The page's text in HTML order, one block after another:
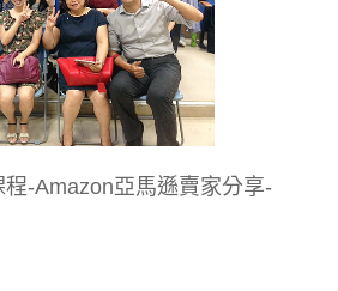
程-Amazon亞馬遜賣家分享-